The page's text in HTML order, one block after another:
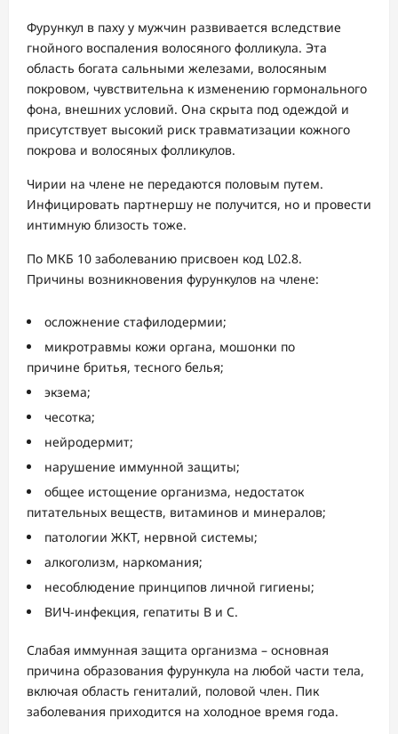
Фурункул в паху у мужчин развивается вследствие
гнойного воспаления волосяного фолликула. Эта
область богата сальными железами, волосяным
покровом, чувствительна к изменению гормонального
фона, внешних условий. Она скрыта под одеждой и
присутствует высокий риск травматизации кожного
покрова и волосяных фолликулов.
Чирии на члене не передаются половым путем.
Инфицировать партнершу не получится, но и провести
интимную близость тоже.
По МКБ 10 заболеванию присвоен код L02.8.
Причины возникновения фурункулов на члене:
осложнение стафилодермии;
микротравмы кожи органа, мошонки по
причине бритья, тесного белья;
экзема;
чесотка;
нейродермит;
нарушение иммунной защиты;
общее истощение организма, недостаток
питательных веществ, витаминов и минералов;
патологии ЖКТ, нервной системы;
алкоголизм, наркомания;
несоблюдение принципов личной гигиены;
ВИЧ-инфекция, гепатиты B и C.
Слабая иммунная защита организма – основная
причина образования фурункула на любой части тела,
включая область гениталий, половой член. Пик
заболевания приходится на холодное время года.